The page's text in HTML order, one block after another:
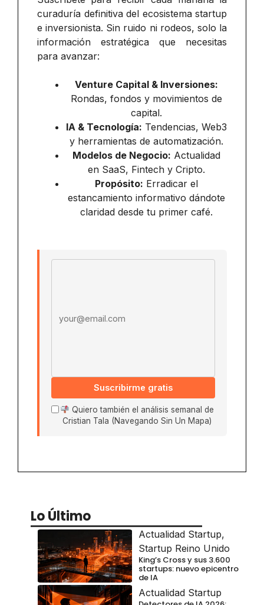
curaduría definitiva del ecosistema startup
e inversionista. Sin ruido ni rodeos, solo la
información estratégica que necesitas
para avanzar:
Venture Capital & Inversiones:
Rondas, fondos y movimientos de
capital.
IA & Tecnología: Tendencias, Web3
y herramientas de automatización.
Modelos de Negocio: Actualidad
en SaaS, Fintech y Cripto.
Propósito: Erradicar el
estancamiento informativo dándote
claridad desde tu primer café.
Suscribirme gratis
Quiero también el análisis semanal de
Cristian Tala (Navegando Sin Un Mapa)
Lo Último
Actualidad Startup,
Startup Reino Unido
King’s Cross y sus 3.600
startups: nuevo epicentro
de IA
Actualidad Startup